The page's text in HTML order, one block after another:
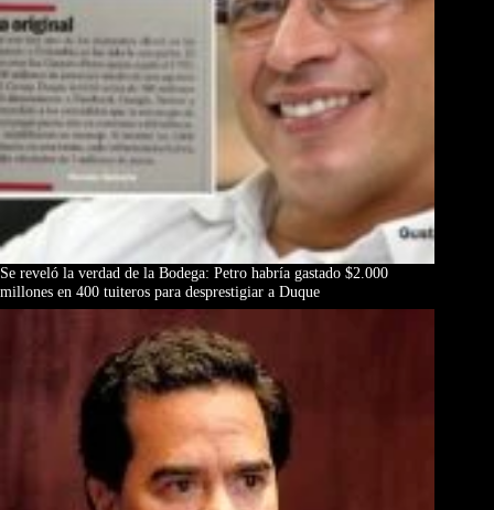
Se reveló la verdad de la Bodega: Petro habría gastado $2.000
millones en 400 tuiteros para desprestigiar a Duque